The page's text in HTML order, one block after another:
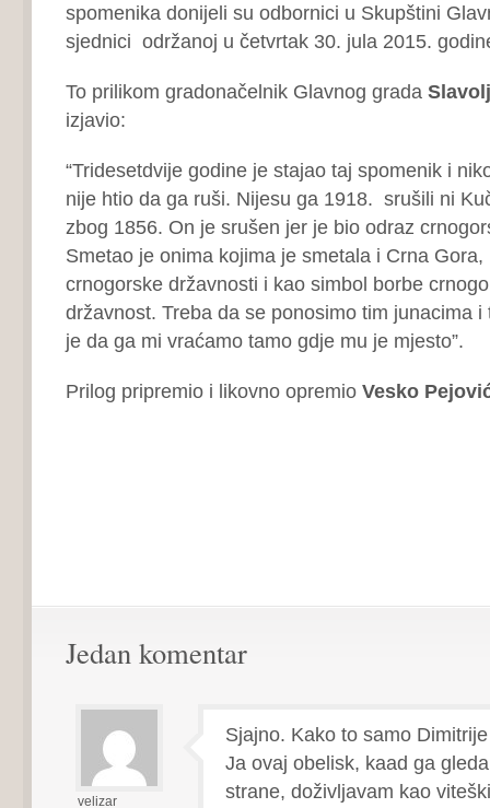
spomenika donijeli su odbornici u Skupštini
sjednici održanoj u četvrtak 30. jula 2015.
To prilikom gradonačelnik Glavnog grada
izjavio:
“Tridesetdvije godine je stajao taj spomenik i
nije htio da ga ruši. Nijesu ga 1918. srušili ni
zbog 1856. On je srušen jer je bio odraz
Smetao je onima kojima je smetala i Crna Gora,
crnogorske državnosti i kao simbol borbe
državnost. Treba da se ponosimo tim junacima i
je da ga mi vraćamo tamo gdje mu je mjesto”.
Prilog pripremio i likovno opremio Vesko
Jedan komentar
velizar
Sjajno. Kako to samo
Ja ovaj obelisk, kaad ga
strane, doživljavam kao